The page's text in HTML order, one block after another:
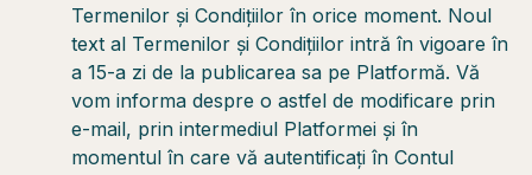
Termenilor și Condițiilor în orice moment. Noul
text al Termenilor și Condițiilor intră în vigoare în
a 15-a zi de la publicarea sa pe Platformă. Vă
vom informa despre o astfel de modificare prin
e-mail, prin intermediul Platformei și în
momentul în care vă autentificați în Contul